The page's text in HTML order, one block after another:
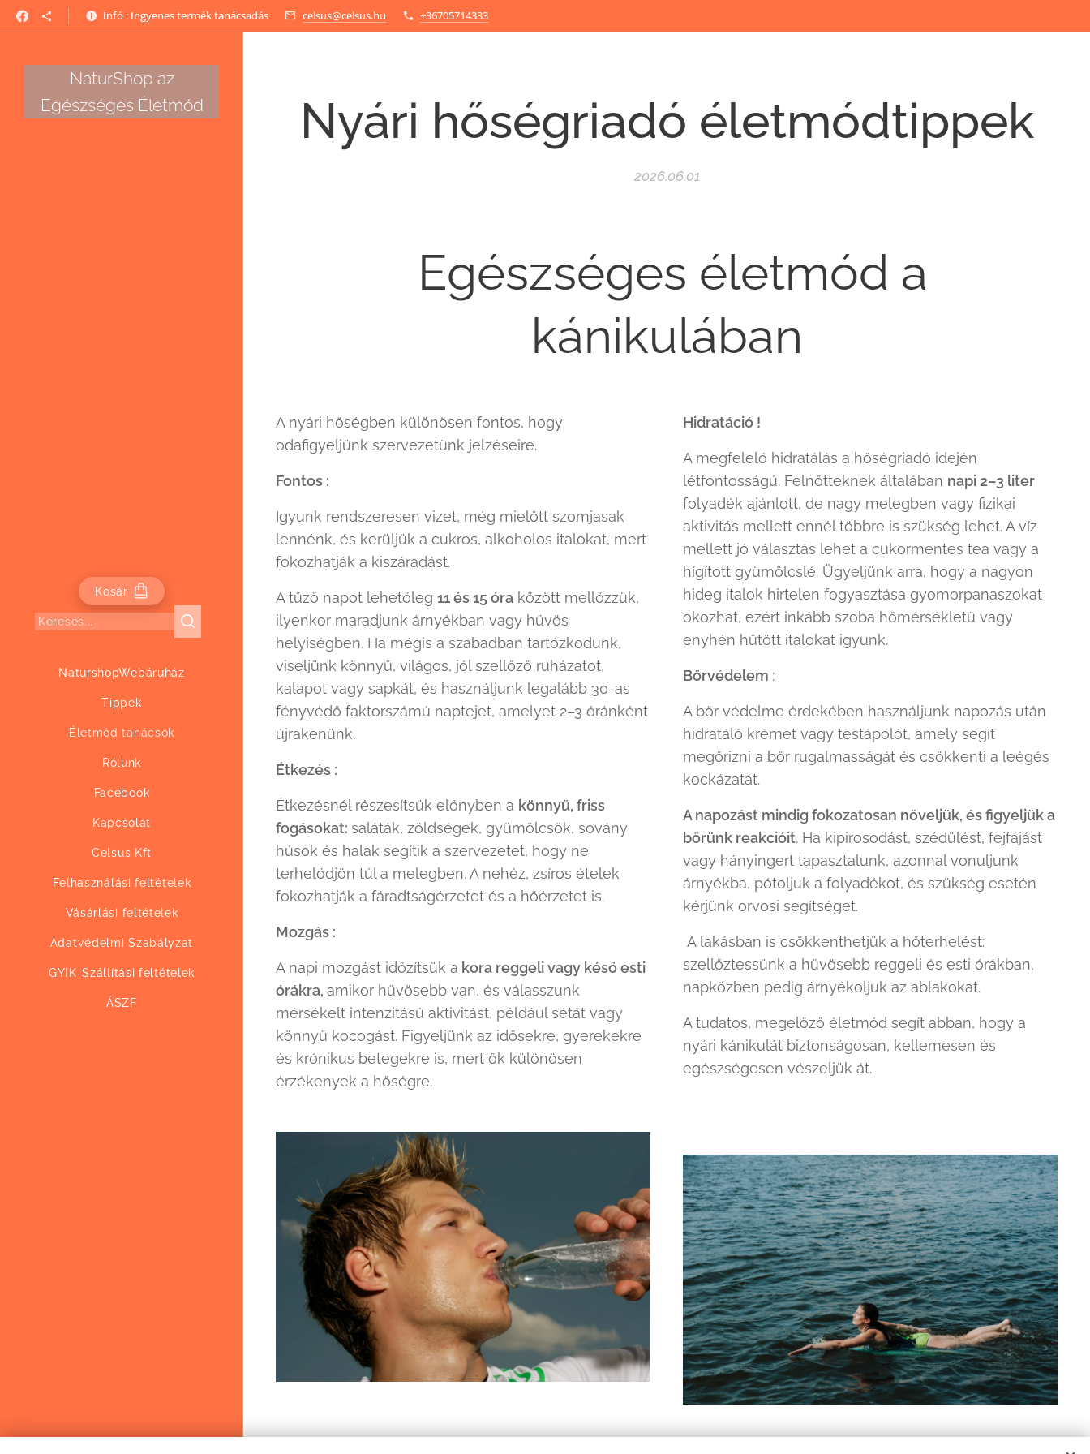
Infó : Ingyenes termék tanácsadás celsus@celsus.hu +36705714333
NaturShop az
Egészséges Életmód
Kosár
NaturshopWebáruház
Tippek
Életmód tanácsok
Rólunk
Facebook
Kapcsolat
Celsus Kft
Felhasználási feltételek
Vásárlási feltételek
Adatvédelmi Szabályzat
GYIK-Szállítási feltételek
ÁSZF
Nyári hőségriadó életmódtippek
2026.06.01
Egészséges életmód a
kánikulában
A nyári hőségben különösen fontos, hogy
odafigyeljünk szervezetünk jelzéseire.
Fontos :
Igyunk rendszeresen vizet, még mielőtt szomjasak
lennénk, és kerüljük a cukros, alkoholos italokat, mert
fokozhatják a kiszáradást.
A tűző napot lehetőleg 11 és 15 óra között mellőzzük,
ilyenkor maradjunk árnyékban vagy hűvös
helyiségben. Ha mégis a szabadban tartózkodunk,
viseljünk könnyű, világos, jól szellőző ruházatot,
kalapot vagy sapkát, és használjunk legalább 30-as
fényvédő faktorszámú naptejet, amelyet 2–3 óránként
újrakenünk.
Étkezés :
Étkezésnél részesítsük előnyben a könnyű, friss
fogásokat: saláták, zöldségek, gyümölcsök, sovány
húsok és halak segítik a szervezetet, hogy ne
terhelődjön túl a melegben. A nehéz, zsíros ételek
fokozhatják a fáradtságérzetet és a hőérzetet is.
Mozgás :
A napi mozgást időzítsük a kora reggeli vagy késő esti
órákra, amikor hűvösebb van, és válasszunk
mérsékelt intenzitású aktivitást, például sétát vagy
könnyű kocogást. Figyeljünk az idősekre, gyerekekre
és krónikus betegekre is, mert ők különösen
érzékenyek a hőségre.
Hidratáció !
A megfelelő hidratálás a hőségriadó idején
létfontosságú. Felnőtteknek általában napi 2–3 liter
folyadék ajánlott, de nagy melegben vagy fizikai
aktivitás mellett ennél többre is szükség lehet. A víz
mellett jó választás lehet a cukormentes tea vagy a
hígított gyümölcslé. Ügyeljünk arra, hogy a nagyon
hideg italok hirtelen fogyasztása gyomorpanaszokat
okozhat, ezért inkább szoba hőmérsékletű vagy
enyhén hűtött italokat igyunk.
Bőrvédelem :
A bőr védelme érdekében használjunk napozás után
hidratáló krémet vagy testápolót, amely segít
megőrizni a bőr rugalmasságát és csökkenti a leégés
kockázatát.
A napozást mindig fokozatosan növeljük, és figyeljük a
bőrünk reakcióit. Ha kipirosodást, szédülést, fejfájást
vagy hányingert tapasztalunk, azonnal vonuljunk
árnyékba, pótoljuk a folyadékot, és szükség esetén
kérjünk orvosi segítséget.
A lakásban is csökkenthetjük a hőterhelést:
szellőztessünk a hűvösebb reggeli és esti órákban,
napközben pedig árnyékoljuk az ablakokat.
A tudatos, megelőző életmód segít abban, hogy a
nyári kánikulát biztonságosan, kellemesen és
egészségesen vészeljük át.